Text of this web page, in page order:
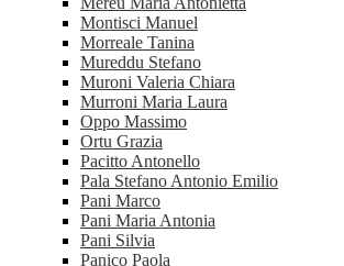
Montisci Manuel
Morreale Tanina
Mureddu Stefano
Muroni Valeria Chiara
Murroni Maria Laura
Oppo Massimo
Ortu Grazia
Pacitto Antonello
Pala Stefano Antonio Emilio
Pani Marco
Pani Maria Antonia
Pani Silvia
Panico Paola